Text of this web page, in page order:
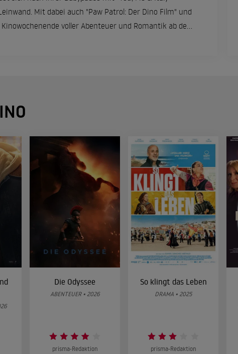
Mit dabei auch "Paw Patrol: Der Dino Film" und
voller Abenteuer und Romantik ab dem
Die Odyssee
ABENTEUER • 2026
prisma-Redaktion
So klingt das Leben
DRAMA • 2025
prisma-Redaktion